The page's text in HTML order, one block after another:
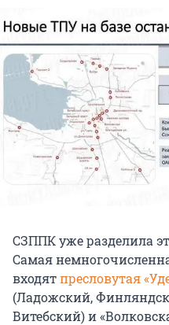
СЗППК уже разделила
Самая
входятпресловутая
(Ладожский,
Витебский) и